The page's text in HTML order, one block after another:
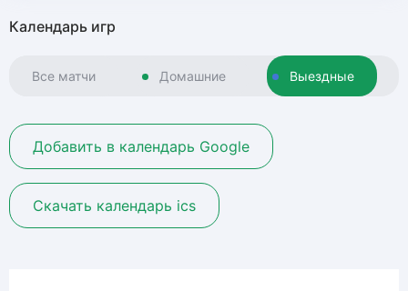
Календарь игр
Все матчи Домашние Выездные
Добавить в календарь Google
Скачать календарь ics